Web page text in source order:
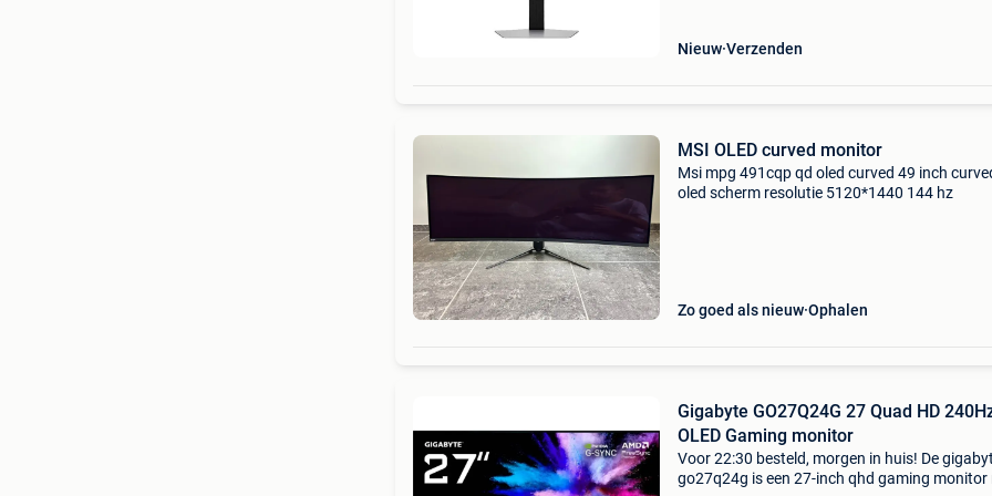
Nieuw Verzenden
MSI OLED curved monitor
Msi mpg 491cqp qd oled curved 49 inch
oled scherm resolutie 5120*1440 144 hz
Zo goed als nieuw Ophalen
Gigabyte GO27Q24G 27 Quad HD 240Hz
OLED Gaming monitor
Voor 22:30 besteld, morgen in huis! De
go27q24g is een 27-inch qhd gaming monitor